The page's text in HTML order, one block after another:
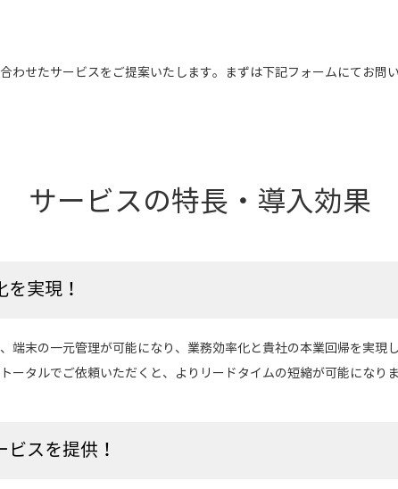
わせたサービスをご提案いたします。まずは下記フォームにてお問
サービスの特長・導入効果
実現！
末の一元管理が可能になり、業務効率化と貴社の本業回帰を実現し
ータルでご依頼いただくと、よりリードタイムの短縮が可能になりま
スを提供！